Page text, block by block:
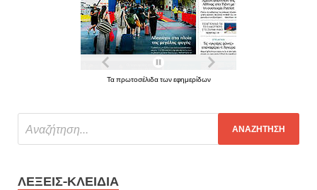
Τα πρωτοσέλιδα των εφημερίδων
ΛΈΞΕΙΣ-ΚΛΕΙΔΙΆ